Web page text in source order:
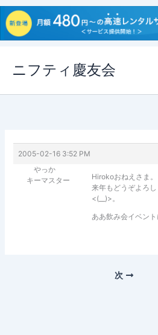
ス
ニフティ慶友会
2005-02-16 3:52 PM
やっか
キーマスター
Hirokoおねえさま。
来年もどうぞよろ
<(__)>。
ああ飲み会イベント
次